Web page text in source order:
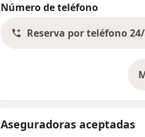
Número de teléfono
Reserva por teléfono
Aseguradoras aceptadas